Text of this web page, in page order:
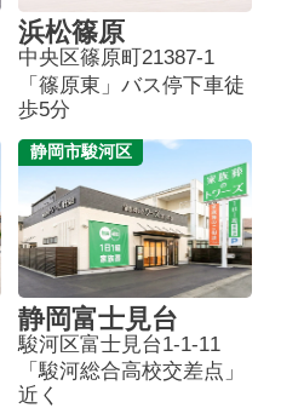
浜松篠原
中央区篠原町21387-1
「篠原東」バス停下車徒
歩5分
静岡市駿河区
静岡富士見台
駿河区富士見台1-1-11
「駿河総合高校交差点」
近く